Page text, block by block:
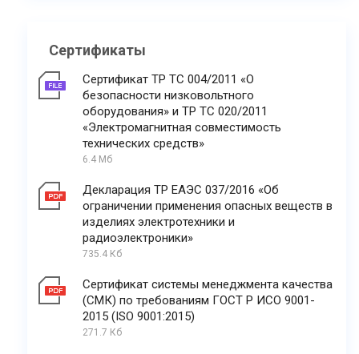
Сертификаты
Сертификат ТР ТС 004/2011 «О
безопасности низковольтного
оборудования» и ТР ТС 020/2011
«Электромагнитная совместимость
технических средств»
6.4 Мб
Декларация ТР ЕАЭС 037/2016 «Об
ограничении применения опасных веществ в
изделиях электротехники и
радиоэлектроники»
735.4 Кб
Сертификат системы менеджмента качества
(СМК) по требованиям ГОСТ Р ИСО 9001-
2015 (ISO 9001:2015)
271.7 Кб